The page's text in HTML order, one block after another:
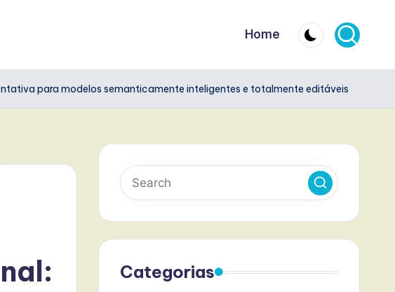
Home
para modelos semanticamente inteligentes e totalmente editáveis
Categorias